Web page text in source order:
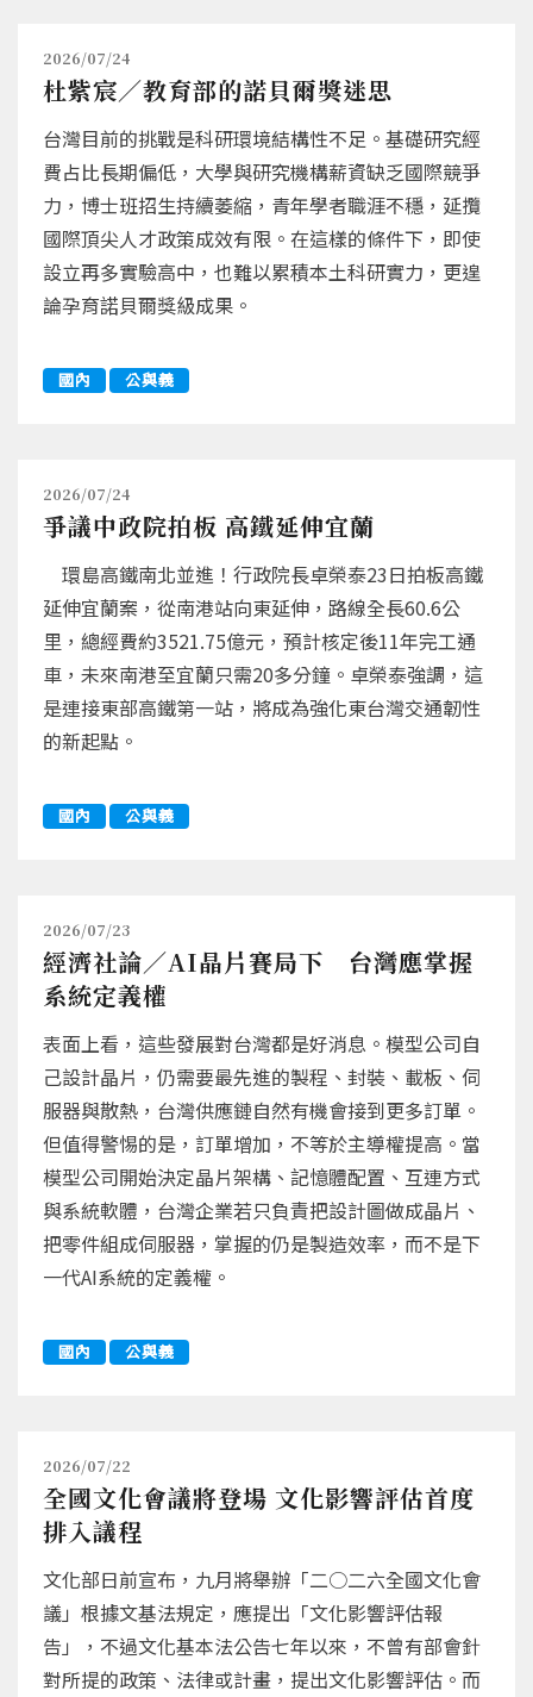
2026/07/24
杜紫宸／教育部的諾貝爾獎迷思
台灣目前的挑戰是科研環境結構性不足。基礎研究經
費占比長期偏低，大學與研究機構薪資缺乏國際競爭
力，博士班招生持續萎縮，青年學者職涯不穩，延攬
國際頂尖人才政策成效有限。在這樣的條件下，即使
設立再多實驗高中，也難以累積本土科研實力，更遑
論孕育諾貝爾獎級成果。
國內 公與義
2026/07/24
爭議中政院拍板 高鐵延伸宜蘭
環島高鐵南北並進！行政院長卓榮泰23日拍板高鐵
延伸宜蘭案，從南港站向東延伸，路線全長60.6公
里，總經費約3521.75億元，預計核定後11年完工通
車，未來南港至宜蘭只需20多分鐘。卓榮泰強調，這
是連接東部高鐵第一站，將成為強化東台灣交通韌性
的新起點。
國內 公與義
2026/07/23
經濟社論／AI晶片賽局下 台灣應掌握
系統定義權
表面上看，這些發展對台灣都是好消息。模型公司自
己設計晶片，仍需要最先進的製程、封裝、載板、伺
服器與散熱，台灣供應鏈自然有機會接到更多訂單。
但值得警惕的是，訂單增加，不等於主導權提高。當
模型公司開始決定晶片架構、記憶體配置、互連方式
與系統軟體，台灣企業若只負責把設計圖做成晶片、
把零件組成伺服器，掌握的仍是製造效率，而不是下
一代AI系統的定義權。
國內 公與義
2026/07/22
全國文化會議將登場 文化影響評估首度
排入議程
文化部日前宣布，九月將舉辦「二○二六全國文化會
議」根據文基法規定，應提出「文化影響評估報
告」，不過文化基本法公告七年以來，不曾有部會針
對所提的政策、法律或計畫，提出文化影響評估。而